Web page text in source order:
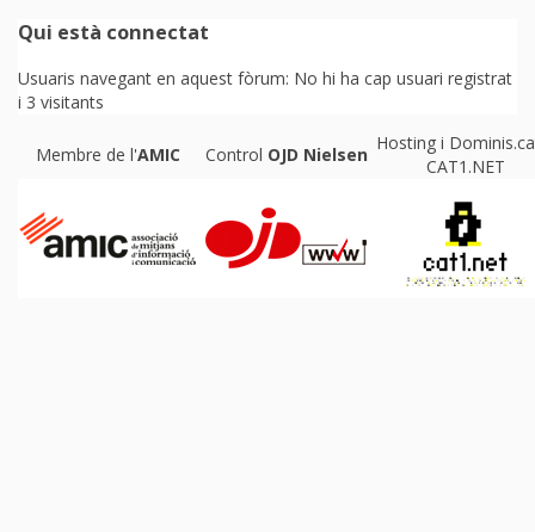
Qui està connectat
Usuaris navegant en aquest fòrum: No hi ha cap usuari registrat
i 3 visitants
Membre de l'AMIC Control OJD Nielsen
Hosting i
CAT1.NET